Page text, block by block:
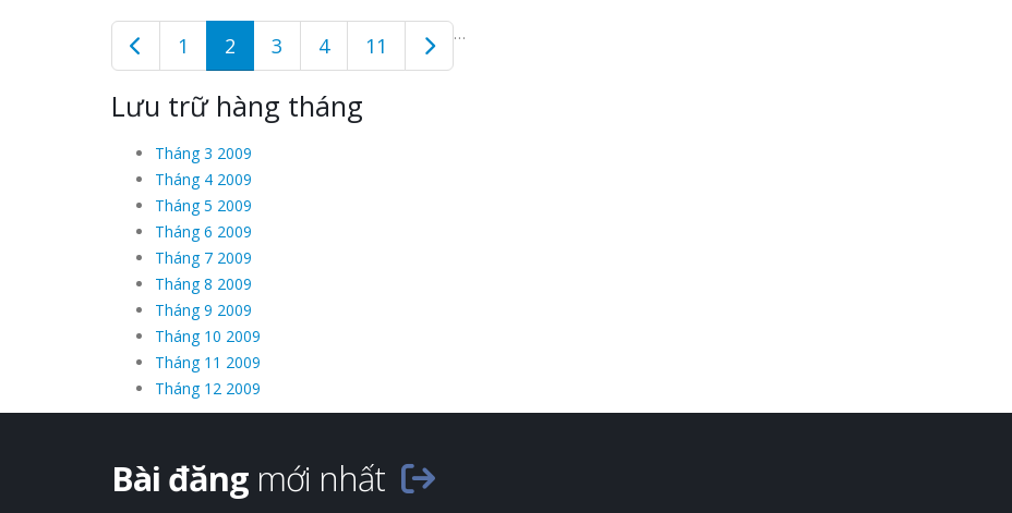
1 2 3 4 …
11
Lưu trữ hàng tháng
Tháng 3 2009
Tháng 4 2009
Tháng 5 2009
Tháng 6 2009
Tháng 7 2009
Tháng 8 2009
Tháng 9 2009
Tháng 10 2009
Tháng 11 2009
Tháng 12 2009
Bài đăng mới nhất